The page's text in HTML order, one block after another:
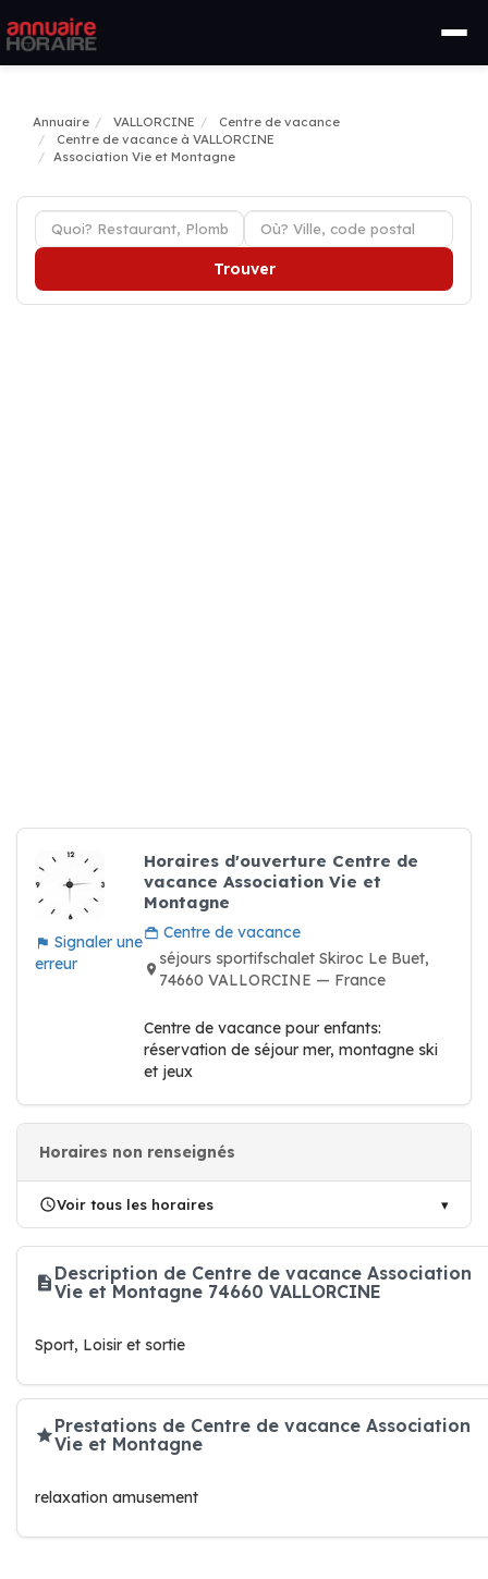
Annuaire VALLORCINE
Centre de vacance
Centre de vacance à VALLORCINE
Association Vie et Montagne
Trouver
Signaler une
erreur
Horaires d'ouverture Centre de
vacance Association Vie et
Montagne
Centre de vacance
séjours sportifschalet Skiroc Le Buet,
74660 VALLORCINE — France
Centre de vacance pour enfants:
réservation de séjour mer, montagne ski
et jeux
Horaires non renseignés
Voir tous les horaires
Description de Centre de vacance Association
Vie et Montagne 74660 VALLORCINE
Sport, Loisir et sortie
Prestations de Centre de vacance Association
Vie et Montagne
relaxation amusement